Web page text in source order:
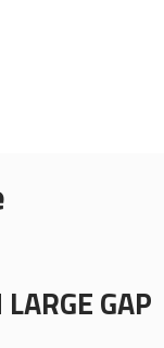
GAP